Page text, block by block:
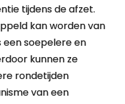
tijdens de afzet.
kan worden van
een soepelere en
kunnen ze
rondetijden
van een